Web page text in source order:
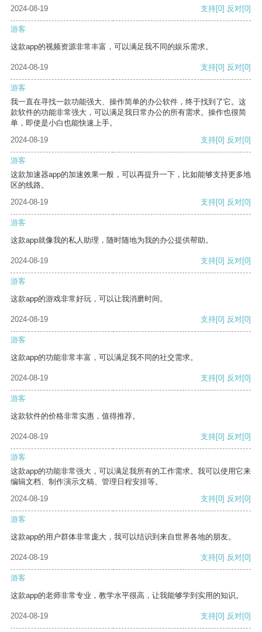
2024-08-19 支持[0] 反对[0]
游客
这款app的视频资源非常丰富，可以满足我不同的娱乐需求。
2024-08-19 支持[0] 反对[0]
游客
我一直在寻找一款功能强大、操作简单的办公软件，终于找到了它。这
款软件的功能非常强大，可以满足我日常办公的所有需求。操作也很简
单，即使是小白也能快速上手。
2024-08-19
支持[0] 反对[0]
游客
这款加速器app的加速效果一般，可以再提升一下，比如能够支持更多地
区的线路。
2024-08-19
支持[0] 反对[0]
游客
这款app就像我的私人助理，随时随地为我的办公提供帮助。
2024-08-19 支持[0] 反对[0]
游客
这款app的游戏非常好玩，可以让我消磨时间。
2024-08-19 支持[0] 反对[0]
游客
这款app的功能非常丰富，可以满足我不同的社交需求。
2024-08-19 支持[0] 反对[0]
游客
这款软件的价格非常实惠，值得推荐。
2024-08-19 支持[0] 反对[0]
游客
这款app的功能非常强大，可以满足我所有的工作需求。我可以使用它来
编辑文档、制作演示文稿、管理日程安排等。
2024-08-19
支持[0] 反对[0]
游客
这款app的用户群体非常庞大，我可以结识到来自世界各地的朋友。
2024-08-19 支持[0] 反对[0]
游客
这款app的老师非常专业，教学水平很高，让我能够学到实用的知识。
2024-08-19 支持[0] 反对[0]